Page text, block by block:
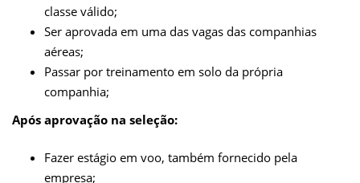
classe válido;
Ser aprovada em uma das vagas das companhias
aéreas;
Passar por treinamento em solo da própria
companhia;
Após aprovação na seleção:
Fazer estágio em voo, também fornecido pela
empresa;